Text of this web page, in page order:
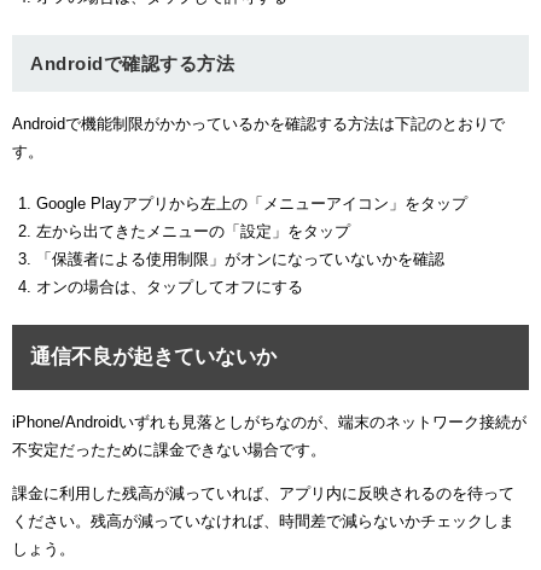
Androidで確認する方法
Androidで機能制限がかかっているかを確認する方法は下記のとおりで
す。
Google Playアプリから左上の「メニューアイコン」をタップ
左から出てきたメニューの「設定」をタップ
「保護者による使用制限」がオンになっていないかを確認
オンの場合は、タップしてオフにする
通信不良が起きていないか
iPhone/Androidいずれも見落としがちなのが、端末のネットワーク接続が
不安定だったために課金できない場合です。
課金に利用した残高が減っていれば、アプリ内に反映されるのを待って
ください。残高が減っていなければ、時間差で減らないかチェックしま
しょう。